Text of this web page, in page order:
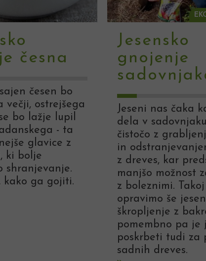
česna
česen bo
večji, ostrejšega
bo lažje lupil
- ta
glavice z
ki bolje
shranjevanje.
kako ga gojiti.
Jesensko
gnojenje
Jeseni nas čaka
dela v
čistočo z
in
z dreves, kar
manjšo možnost
z boleznimi.
opravimo še
škropljenje z
pomembno pa je
poskrbeti tudi za
sadnih dreves.